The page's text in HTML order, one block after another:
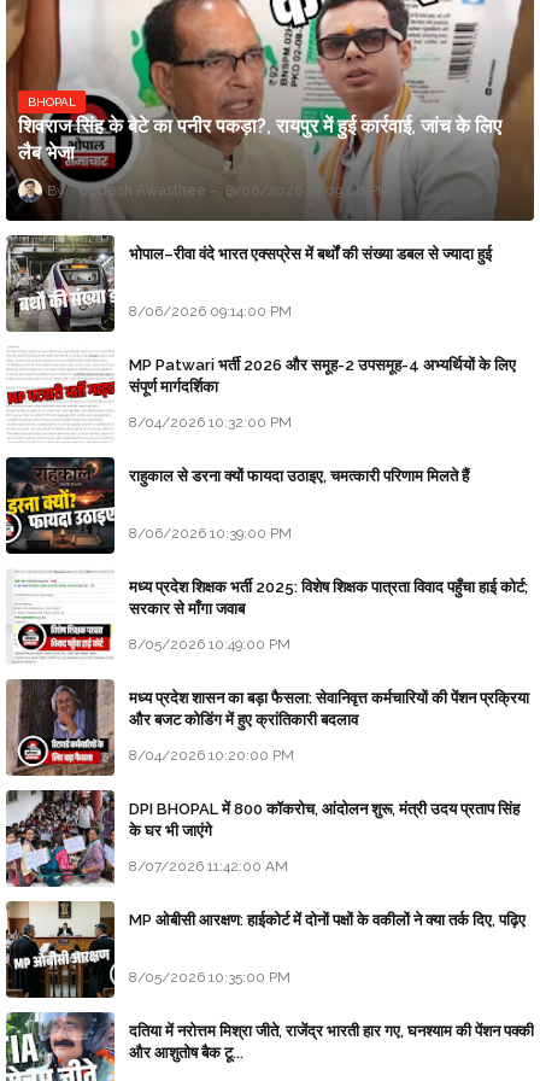
BHOPAL
शिवराज सिंह के बेटे का पनीर पकड़ा?, रायपुर में हुई कार्रवाई, जांच के लिए
लैब भेजा
Updesh Awasthee 8/06/2026 10:09:00 PM
भोपाल–रीवा वंदे भारत एक्सप्रेस में बर्थों की संख्या डबल से ज्यादा हुई
8/06/2026 09:14:00 PM
MP Patwari भर्ती 2026 और समूह-2 उपसमूह-4 अभ्यर्थियों के लिए
संपूर्ण मार्गदर्शिका
8/04/2026 10:32:00 PM
राहुकाल से डरना क्यों फायदा उठाइए, चमत्कारी परिणाम मिलते हैं
8/06/2026 10:39:00 PM
मध्य प्रदेश शिक्षक भर्ती 2025: विशेष शिक्षक पात्रता विवाद पहुँचा हाई कोर्ट;
सरकार से माँगा जवाब
8/05/2026 10:49:00 PM
मध्य प्रदेश शासन का बड़ा फैसला: सेवानिवृत्त कर्मचारियों की पेंशन प्रक्रिया
और बजट कोडिंग में हुए क्रांतिकारी बदलाव
8/04/2026 10:20:00 PM
DPI BHOPAL में 800 कॉकरोच, आंदोलन शुरू, मंत्री उदय प्रताप सिंह
के घर भी जाएंगे
8/07/2026 11:42:00 AM
MP ओबीसी आरक्षण: हाईकोर्ट में दोनों पक्षों के वकीलों ने क्या तर्क दिए, पढ़िए
8/05/2026 10:35:00 PM
दतिया में नरोत्तम मिश्रा जीते, राजेंद्र भारती हार गए, घनश्याम की पेंशन पक्की
और आशुतोष बैक टू...